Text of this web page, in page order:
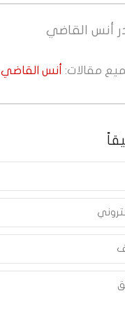
أنس القاضي
مقالات: أنس القاضي